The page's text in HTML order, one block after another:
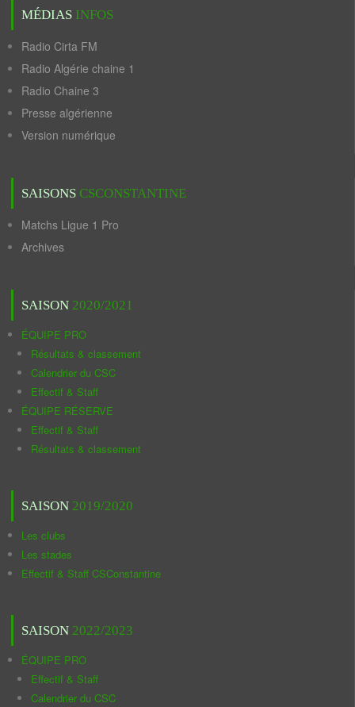
MÉDIAS INFOS
Radio Cirta FM
Radio Algérie chaine 1
Radio Chaine 3
Presse algérienne
Version numérique
SAISONS CSCONSTANTINE
Matchs Ligue 1 Pro
Archives
SAISON 2020/2021
ÉQUIPE PRO
Résultats & classement
Calendrier du CSC
Effectif & Staff
ÉQUIPE RÉSERVE
Effectif & Staff
Résultats & classement
SAISON 2019/2020
Les clubs
Les stades
Effectif & Staff CSConstantine
SAISON 2022/2023
ÉQUIPE PRO
Effectif & Staff
Calendrier du CSC